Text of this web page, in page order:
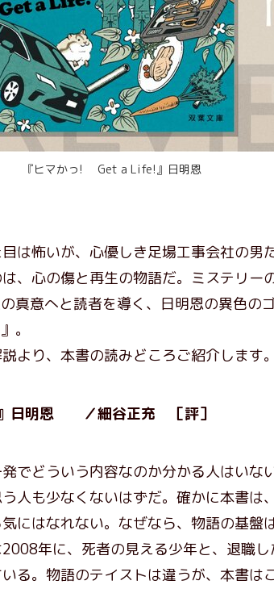
『ヒマかっ! Get a Life!』日明恩
は怖いが、心優しき足場工事会社の男
、心の傷と再生の物語だ。ミステリー
真意へと読者を導く、日明恩の異色の
。
より、本書の読みどころご紹介します。
日明恩 ／細谷正充 ［評］
でどういう内容なのか分かる人はいな
人も少なくないはずだ。確かに本書は
にはなれない。なぜなら、物語の基盤
年に、死者の見える少年と、退職
る。物語のテイストは違うが、本書は